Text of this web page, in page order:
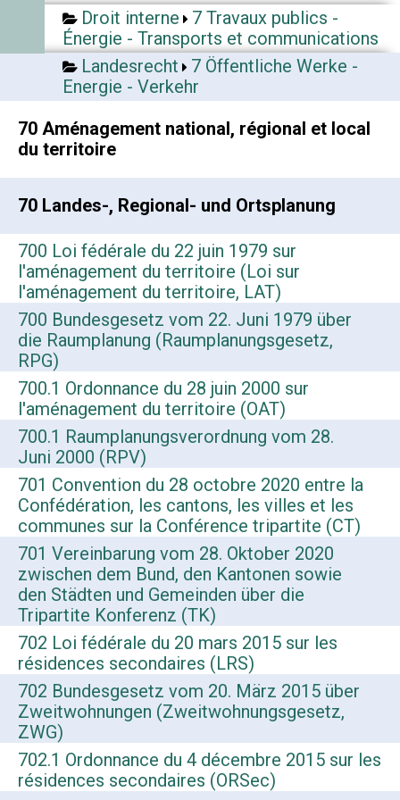
Droit interne
7 Travaux publics -
Énergie - Transports et communications
Landesrecht
7 Öffentliche Werke -
Energie - Verkehr
70 Aménagement national, régional et local
du territoire
70 Landes-, Regional- und Ortsplanung
700 Loi fédérale du 22 juin 1979 sur
l'aménagement du territoire (Loi sur
l'aménagement du territoire, LAT)
700 Bundesgesetz vom 22. Juni 1979 über
die Raumplanung (Raumplanungsgesetz,
RPG)
700.1 Ordonnance du 28 juin 2000 sur
l'aménagement du territoire (OAT)
700.1 Raumplanungsverordnung vom 28.
Juni 2000 (RPV)
701 Convention du 28 octobre 2020 entre la
Confédération, les cantons, les villes et les
communes sur la Conférence tripartite (CT)
701 Vereinbarung vom 28. Oktober 2020
zwischen dem Bund, den Kantonen sowie
den Städten und Gemeinden über die
Tripartite Konferenz (TK)
702 Loi fédérale du 20 mars 2015 sur les
résidences secondaires (LRS)
702 Bundesgesetz vom 20. März 2015 über
Zweitwohnungen (Zweitwohnungsgesetz,
ZWG)
702.1 Ordonnance du 4 décembre 2015 sur les
résidences secondaires (ORSec)